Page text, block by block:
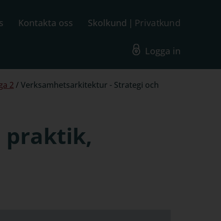
Kontakta oss Skolkund Privatkund
Logga in
2 /Verksamhetsarkitektur - Strategi och
praktik,